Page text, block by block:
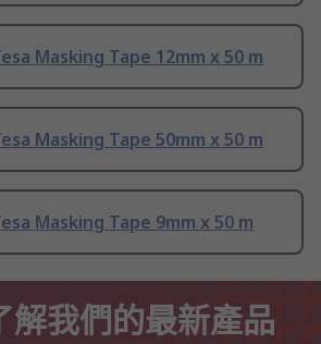
Masking Tape 12mm x 50 m
Masking Tape 50mm x 50 m
Masking Tape 9mm x 50 m
解我們的最新產品